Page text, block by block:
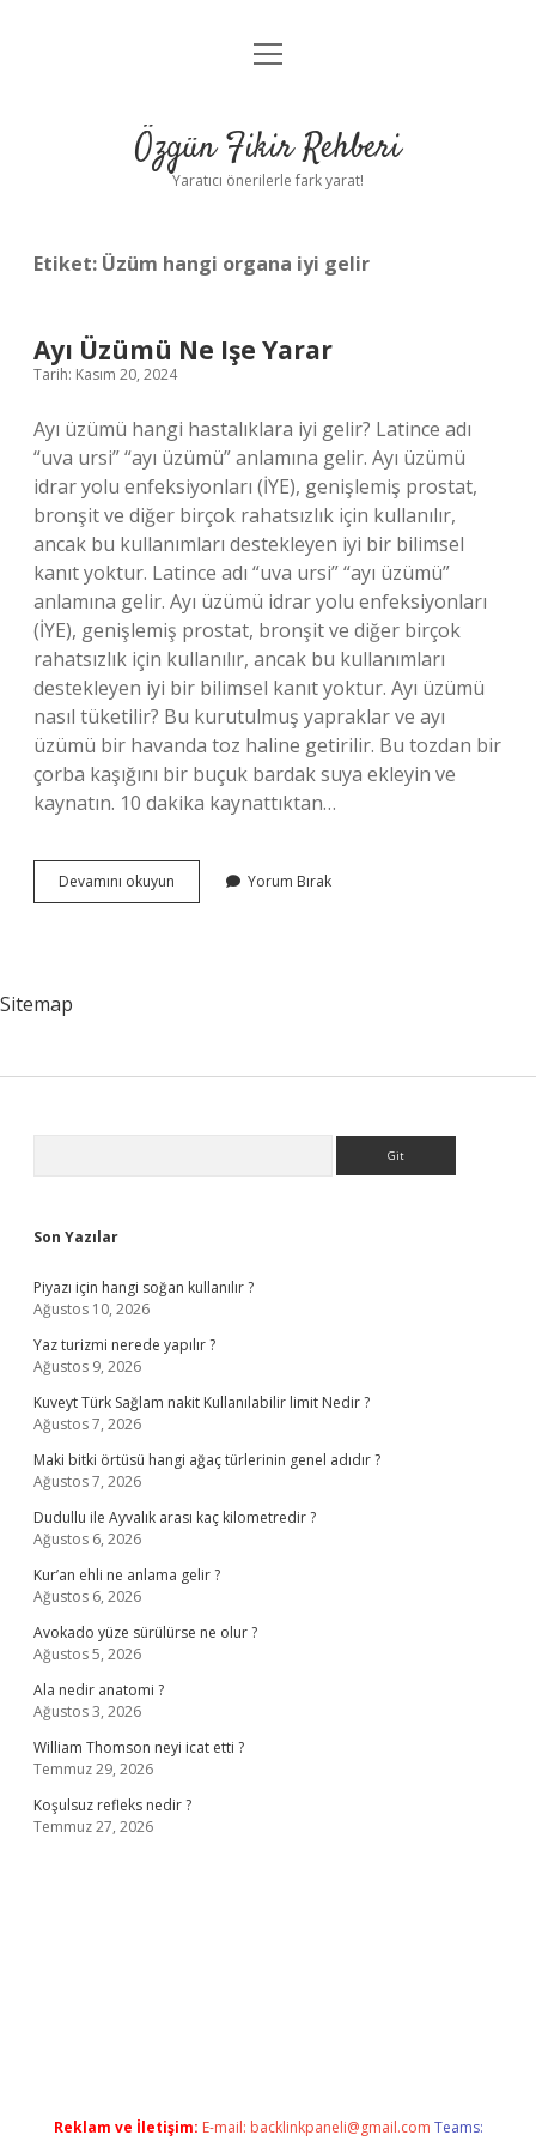
Gizlilik Politikası
Yasal Uyarı
menüyü
Özgün Fikir Rehberi
Yaratıcı önerilerle fark yarat!
Etiket: Üzüm hangi organa iyi gelir
Ayı Üzümü Ne Işe Yarar
Tarih: Kasım 20, 2024
Ayı üzümü hangi hastalıklara iyi gelir? Latince adı
“uva ursi” “ayı üzümü” anlamına gelir. Ayı üzümü
idrar yolu enfeksiyonları (İYE), genişlemiş prostat,
bronşit ve diğer birçok rahatsızlık için kullanılır,
ancak bu kullanımları destekleyen iyi bir bilimsel
kanıt yoktur. Latince adı “uva ursi” “ayı üzümü”
anlamına gelir. Ayı üzümü idrar yolu enfeksiyonları
(İYE), genişlemiş prostat, bronşit ve diğer birçok
rahatsızlık için kullanılır, ancak bu kullanımları
destekleyen iyi bir bilimsel kanıt yoktur. Ayı üzümü
nasıl tüketilir? Bu kurutulmuş yapraklar ve ayı
üzümü bir havanda toz haline getirilir. Bu tozdan bir
çorba kaşığını bir buçuk bardak suya ekleyin ve
kaynatın. 10 dakika kaynattıktan…
Devamını okuyun
Üzümü
Yorum Bırak
Sitemap
Son Yazılar
Piyazı için hangi soğan kullanılır ?
Ağustos 10, 2026
Yaz turizmi nerede yapılır ?
Ağustos 9, 2026
Kuveyt Türk Sağlam nakit Kullanılabilir limit Nedir ?
Ağustos 7, 2026
Maki bitki örtüsü hangi ağaç türlerinin genel adıdır ?
Ağustos 7, 2026
Dudullu ile Ayvalık arası kaç kilometredir ?
Ağustos 6, 2026
Kur’an ehli ne anlama gelir ?
Ağustos 6, 2026
Avokado yüze sürülürse ne olur ?
Ağustos 5, 2026
Ala nedir anatomi ?
Ağustos 3, 2026
William Thomson neyi icat etti ?
Temmuz 29, 2026
Koşulsuz refleks nedir ?
Temmuz 27, 2026
Reklam ve İletişim: E-mail: backlinkpaneli@gmail.com Teams: